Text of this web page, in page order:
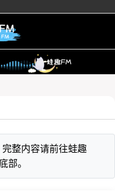
整内容请前往蛙趣
部。